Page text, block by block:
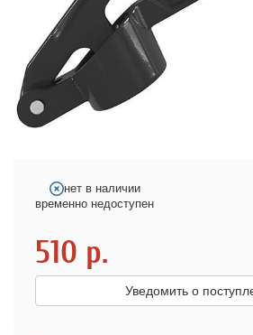
нет в наличии
временно недоступен
510 р.
Уведомить о